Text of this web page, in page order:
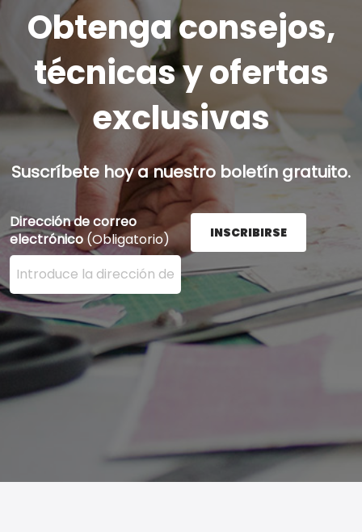
Obtenga consejos,
técnicas y ofertas
exclusivas
Suscríbete hoy a nuestro boletín gratuito.
Dirección de correo
electrónico (Obligatorio)
Ingrese su dirección de correo electrónico aquí y
INSCRIBIRSE